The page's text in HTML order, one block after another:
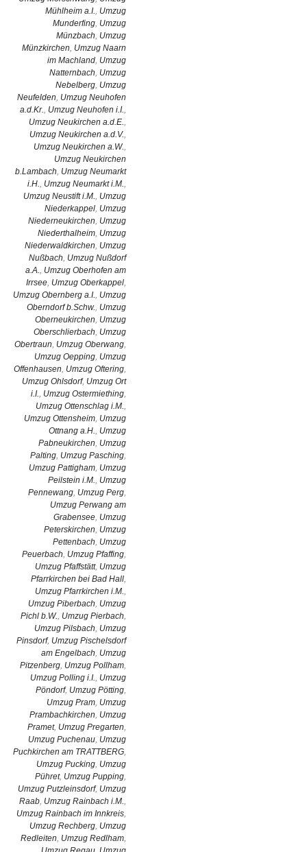
Mühlheim a.I., Umzug
Munderfing, Umzug
Münzbach, Umzug
Münzkirchen, Umzug Naarn
im Machland, Umzug
Natternbach, Umzug
Nebelberg, Umzug
Neufelden, Umzug Neuhofen
a.d.Kr., Umzug Neuhofen i.I.,
Umzug Neukirchen a.d.E.,
Umzug Neukirchen a.d.V.,
Umzug Neukirchen a.W.,
Umzug Neukirchen
b.Lambach, Umzug Neumarkt
i.H., Umzug Neumarkt i.M.,
Umzug Neustift i.M., Umzug
Niederkappel, Umzug
Niederneukirchen, Umzug
Niederthalheim, Umzug
Niederwaldkirchen, Umzug
Nußbach, Umzug Nußdorf
a.A., Umzug Oberhofen am
Irrsee, Umzug Oberkappel,
Umzug Obernberg a.I., Umzug
Oberndorf b.Schw., Umzug
Oberneukirchen, Umzug
Oberschlierbach, Umzug
Obertraun, Umzug Oberwang,
Umzug Oepping, Umzug
Offenhausen, Umzug Oftering,
Umzug Ohlsdorf, Umzug Ort
i.I., Umzug Ostermiething,
Umzug Ottenschlag i.M.,
Umzug Ottensheim, Umzug
Ottnang a.H., Umzug
Pabneukirchen, Umzug
Palting, Umzug Pasching,
Umzug Pattigham, Umzug
Peilstein i.M., Umzug
Pennewang, Umzug Perg,
Umzug Perwang am
Grabensee, Umzug
Peterskirchen, Umzug
Pettenbach, Umzug
Peuerbach, Umzug Pfaffing,
Umzug Pfaffstätt, Umzug
Pfarrkirchen bei Bad Hall,
Umzug Pfarrkirchen i.M.,
Umzug Piberbach, Umzug
Pichl b.W., Umzug Pierbach,
Umzug Pilsbach, Umzug
Pinsdorf, Umzug Pischelsdorf
am Engelbach, Umzug
Pitzenberg, Umzug Pollham,
Umzug Polling i.I., Umzug
Pöndorf, Umzug Pötting,
Umzug Pram, Umzug
Prambachkirchen, Umzug
Pramet, Umzug Pregarten,
Umzug Puchenau, Umzug
Puchkirchen am TRATTBERG,
Umzug Pucking, Umzug
Pühret, Umzug Pupping,
Umzug Putzleinsdorf, Umzug
Raab, Umzug Rainbach i.M.,
Umzug Rainbach im Innkreis,
Umzug Rechberg, Umzug
Redleiten, Umzug Redlham,